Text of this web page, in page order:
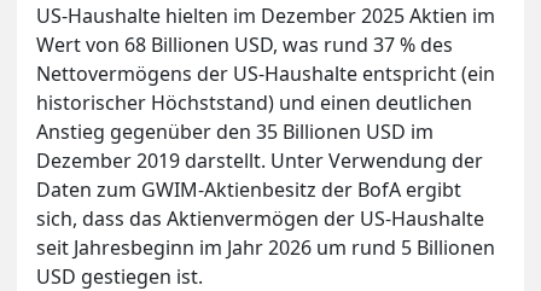
US-Haushalte hielten im Dezember 2025 Aktien im
Wert von 68 Billionen USD, was rund 37 % des
Nettovermögens der US-Haushalte entspricht (ein
historischer Höchststand) und einen deutlichen
Anstieg gegenüber den 35 Billionen USD im
Dezember 2019 darstellt. Unter Verwendung der
Daten zum GWIM-Aktienbesitz der BofA ergibt
sich, dass das Aktienvermögen der US-Haushalte
seit Jahresbeginn im Jahr 2026 um rund 5 Billionen
USD gestiegen ist.